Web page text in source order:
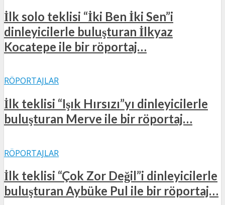
İlk solo teklisi “İki Ben İki Sen”i
dinleyicilerle buluşturan İlkyaz
Kocatepe ile bir röportaj…
RÖPORTAJLAR
İlk teklisi “Işık Hırsızı”yı dinleyicilerle
buluşturan Merve ile bir röportaj…
RÖPORTAJLAR
İlk teklisi “Çok Zor Değil”i dinleyicilerle
buluşturan Aybüke Pul ile bir röportaj…